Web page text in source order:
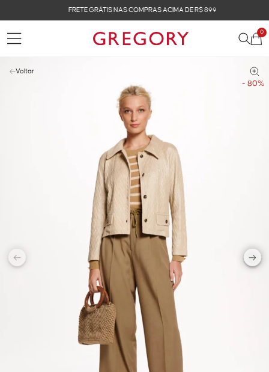
FRETE GRÁTIS NAS COMPRAS ACIMA DE R$ 899
0
- 80%
Voltar